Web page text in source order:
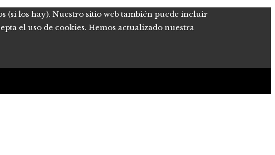
los hay). Nuestro sitio web también puede incluir
el uso de cookies. Hemos actualizado nuestra